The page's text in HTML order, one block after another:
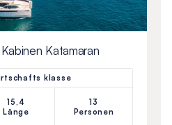
Katamaran
klasse
15,4
Länge
13
Personen